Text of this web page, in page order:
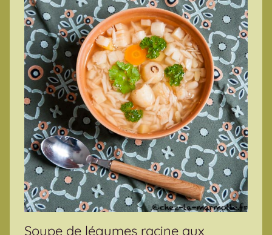
Soupe de légumes racine aux